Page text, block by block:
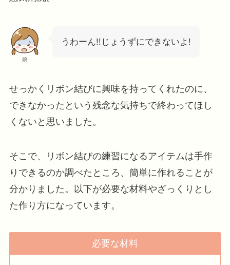
娘
うわーん!!じょうずにできないよ!
せっかくリボン結びに興味を持ってくれたのに、
できなかったという残念な気持ちで終わってほし
くないと思いました。
そこで、リボン結びの練習になるアイテムは手作
りできるのか調べたところ、簡単に作れることが
分かりました。以下が必要な材料やざっくりとし
た作り方になっています。
必要な材料